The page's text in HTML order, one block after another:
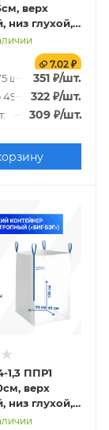
верх
низ глухой,
7.02 ₽
шт. 351 ₽/шт.
4975 шт.
322 ₽/шт.
309₽/шт.
1,3 ППР1
верх
низ глухой,